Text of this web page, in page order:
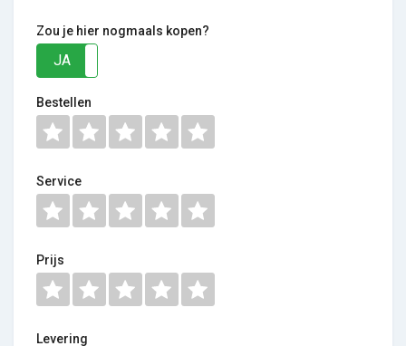
Zou je hier nogmaals kopen?
JA
Bestellen
Service
Prijs
Levering